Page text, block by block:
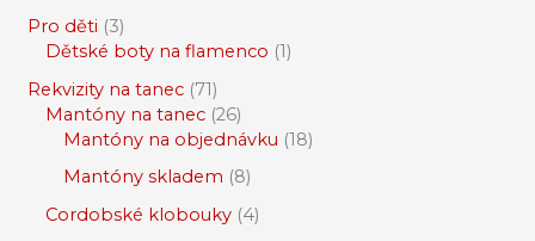
Pro děti 3
Dětské boty na flamenco 1
Rekvizity na tanec 71
Mantóny na tanec 26
Mantóny na objednávku 18
Mantóny skladem 8
Cordobské klobouky 4